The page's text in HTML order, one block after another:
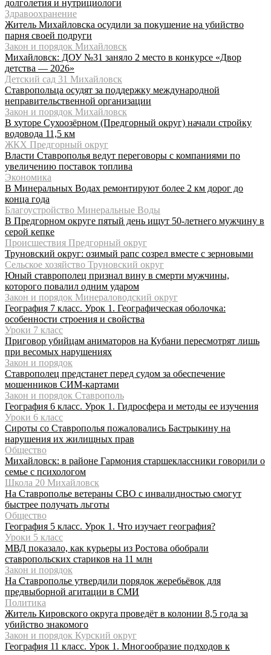
долголетия и нутрициологи
Здравоохранение
Житель Михайловска осудили за покушение на убийство
парня своей подруги
Закон и порядок Михайловск
Михайловск: ДОУ №31 заняло 2 место в конкурсе «Двор
детства — 2026»
Детский сад 31 Михайловск
Ставропольца осудят за поддержку международной
неправительственной организации
Закон и порядок Михайловск
В хуторе Сухоозёрном (Предгорный округ) начали стройку
водовода 11,5 км
ЖКХ Предгорный округ
Власти Ставрополья ведут переговоры с компаниями по
увеличению поставок топлива
Экономика
В Минеральных Водах ремонтируют более 2 км дорог до
конца года
Благоустройство Минеральные Воды
В Предгорном округе пятый день ищут 50-летнего мужчину в
серой кепке
Происшествия Предгорный округ
Труновский округ: озимый рапс созрел вместе с зерновыми
Сельское хозяйство Труновский округ
Юный ставрополец признал вину в смерти мужчины,
которого повалил одним ударом
Закон и порядок Минераловодский округ
География 7 класс. Урок 1. Географическая оболочка:
особенности строения и свойства
Уроки 7 класс
Приговор убийцам аниматоров на Кубани пересмотрят лишь
при весомых нарушениях
Закон и порядок
Ставрополец предстанет перед судом за обеспечение
мошенников СИМ-картами
Закон и порядок Ставрополь
География 6 класс. Урок 1. Гидросфера и методы ее изучения
Уроки 6 класс
Сироты со Ставрополья пожаловались Бастрыкину на
нарушения их жилищных прав
Общество
Михайловск: в районе Гармония старшеклассники говорили о
семье с психологом
Школа 20 Михайловск
На Ставрополье ветераны СВО с инвалидностью смогут
быстрее получать льготы
Общество
География 5 класс. Урок 1. Что изучает география?
Уроки 5 класс
МВД показало, как курьеры из Ростова обобрали
ставропольских стариков на 11 млн
Закон и порядок
На Ставрополье утвердили порядок жеребьёвок для
предвыборной агитации в СМИ
Политика
Житель Кировского округа проведёт в колонии 8,5 года за
убийство знакомого
Закон и порядок Курский округ
География 11 класс. Урок 1. Многообразие подходов к